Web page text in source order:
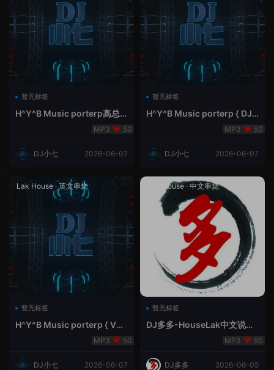
暂无标签
H^Y^B Music porterp高总
聆听 全英文Vina Lak House50
DJ小七 2026-06-07
暂无标签
H^Y^B Music porterp { DJ
小七&高总夜空中的风铃}
50
DJ小七 2026-06-07
Lak House ·英文串烧
暂无标签
H^Y^B Music porterp { V总
50
DJ小七 2026-06-07
Lak House· 中文串烧
暂无标签
DJ多多-HouseLak中文说唱
50
DJ多多 2026-06-05